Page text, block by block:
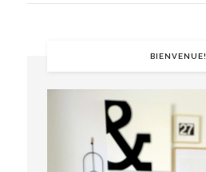
BIENVENUE!